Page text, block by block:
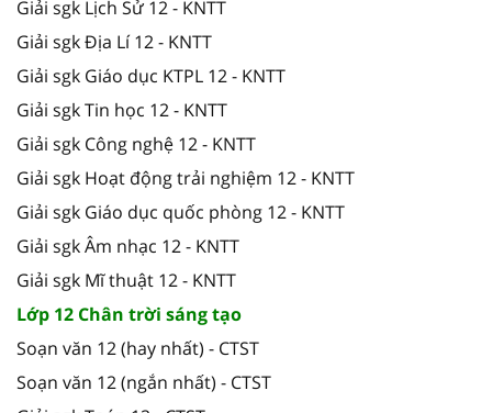
Giải sgk Lịch Sử 12 - KNTT
Giải sgk Địa Lí 12 - KNTT
Giải sgk Giáo dục KTPL 12 - KNTT
Giải sgk Tin học 12 - KNTT
Giải sgk Công nghệ 12 - KNTT
Giải sgk Hoạt động trải nghiệm 12 - KNTT
Giải sgk Giáo dục quốc phòng 12 - KNTT
Giải sgk Âm nhạc 12 - KNTT
Giải sgk Mĩ thuật 12 - KNTT
Lớp 12 Chân trời sáng tạo
Soạn văn 12 (hay nhất) - CTST
Soạn văn 12 (ngắn nhất) - CTST